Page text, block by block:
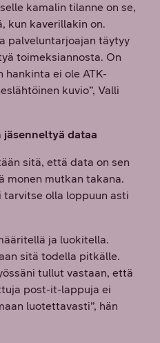
kamalin tilanne on se,
kun kaverillakin on.
palveluntarjoajan täytyy
toimeksiannosta. On
hankinta ei ole ATK-
kuvio”, Valli
jäsenneltyä dataa
sitä, että data on sen
monen mutkan takana.
tarvitse olla loppuun asti
ja luokitella.
sitä todella pitkälle.
tullut vastaan, että
post-it-lappuja ei
luotettavasti”, hän